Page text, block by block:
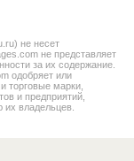
не несет
не представляет
за их содержание.
одобряет или
торговые марки,
и предприятий,
их владельцев.